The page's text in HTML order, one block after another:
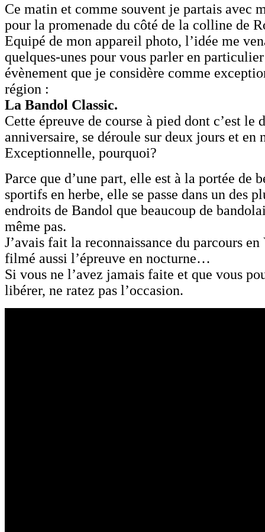
Ce matin et comme souvent je partais avec
pour la promenade du côté de la colline de
Equipé de mon appareil photo, l’idée me
quelques-unes pour vous parler en
évènement que je considère comme
région :
La Bandol Classic.
Cette épreuve de course à pied dont c’est le
anniversaire, se déroule sur deux jours et en
Exceptionnelle, pourquoi?
Parce que d’une part, elle est à la portée de
sportifs en herbe, elle se passe dans un des
endroits de Bandol que beaucoup de
même pas.
J’avais fait la reconnaissance du parcours
filmé aussi l’épreuve en nocturne…
Si vous ne l’avez jamais faite et que vous
libérer, ne ratez pas l’occasion.